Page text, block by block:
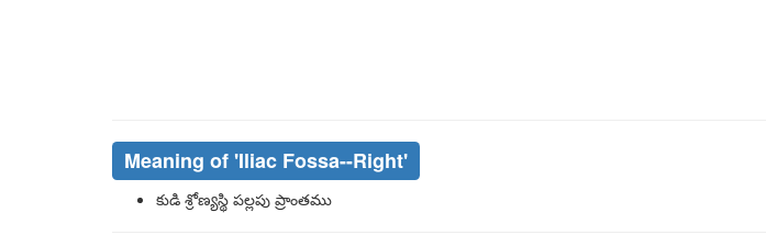
Meaning of 'iliac Fossa--right'
కుడి శ్రోణ్యస్థి పల్లపు ప్రాంతము